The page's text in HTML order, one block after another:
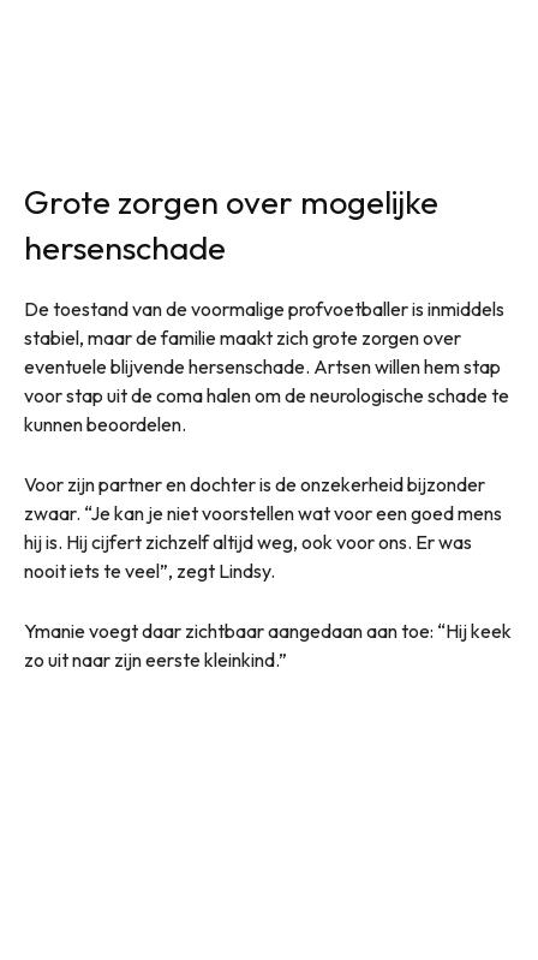
Grote zorgen over mogelijke
hersenschade
De toestand van de voormalige profvoetballer is inmiddels
stabiel, maar de familie maakt zich grote zorgen over
eventuele blijvende hersenschade. Artsen willen hem stap
voor stap uit de coma halen om de neurologische schade te
kunnen beoordelen.
Voor zijn partner en dochter is de onzekerheid bijzonder
zwaar. “Je kan je niet voorstellen wat voor een goed mens
hij is. Hij cijfert zichzelf altijd weg, ook voor ons. Er was
nooit iets te veel”, zegt Lindsy.
Ymanie voegt daar zichtbaar aangedaan aan toe: “Hij keek
zo uit naar zijn eerste kleinkind.”